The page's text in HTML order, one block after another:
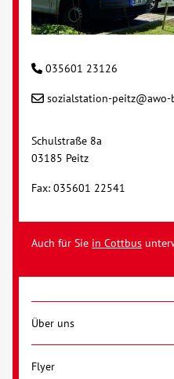
035601 23126
sozialstation-peitz@awo-
Schulstraße 8a
03185 Peitz
Fax: 035601 22541
Auch für Sie in Cottbus
Über uns
Flyer